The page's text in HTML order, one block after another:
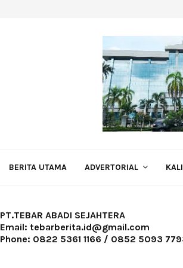
BERITA UTAMA ADVERTORIAL
PT.TEBAR ABADI SEJAHTERA
Email: tebarberita.id@gmail.com
Phone: 0822 5361 1166 / 0852 5093